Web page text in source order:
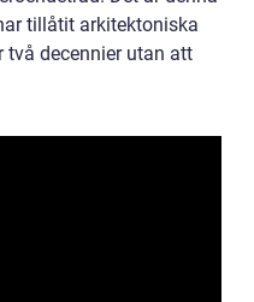
tillåtit arkitektoniska
två decennier utan att